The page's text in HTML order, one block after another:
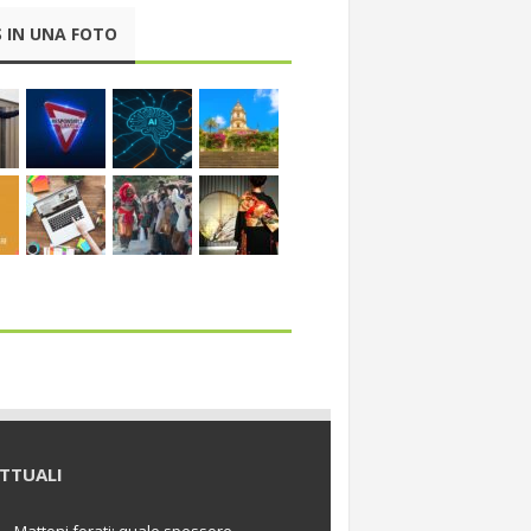
IN UNA FOTO